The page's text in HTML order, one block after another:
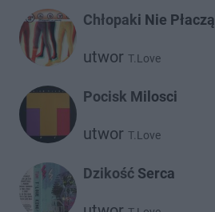
Chłopaki Nie Płaczą
utwor T.Love
Pocisk Milosci
utwor T.Love
Dzikość Serca